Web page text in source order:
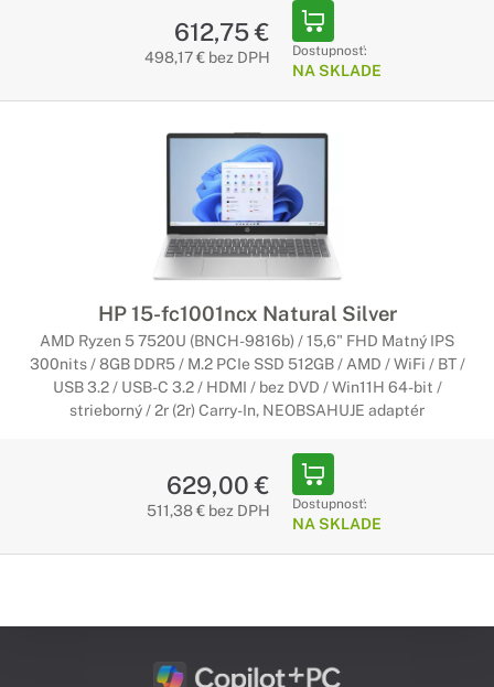
612,75 €
498,17 € bez DPH Dostupnosť:
NA SKLADE
HP 15-fc1001ncx Natural Silver
AMD Ryzen 5 7520U (BNCH-9816b) / 15,6" FHD Matný IPS
300nits / 8GB DDR5 / M.2 PCIe SSD 512GB / AMD / WiFi / BT /
USB 3.2 / USB-C 3.2 / HDMI / bez DVD / Win11H 64-bit /
strieborný / 2r (2r) Carry-In, NEOBSAHUJE adaptér
629,00 €
511,38 € bez DPH Dostupnosť:
NA SKLADE